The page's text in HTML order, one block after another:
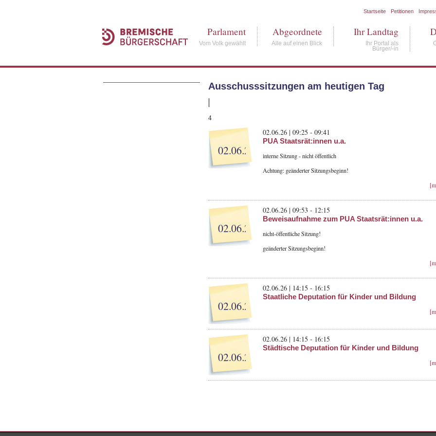
Startseite Petitionen
Parlament
Vom Volk gewählt
Abgeordnete
Alle auf einen Blick
Ihr Landtag
Ihr Portal als
Bürger/-in
Ausschusssitzungen am heutigen Tag
4
02.06.26
02.06.26 | 09:25 - 09:41
PUA Staatsrät:innen u.a.
interne Sitzung - nicht öffentlich
Achtung: geänderter Sitzungsbeginn!
02.06.26
02.06.26 | 09:53 - 12:15
Beweisaufnahme zum PUA Staatsrät:innen u.a.
nicht-öffentliche Sitzung!
geänderter Sitzungsbeginn!
02.06.26
02.06.26 | 14:15 - 16:15
Staatliche Deputation für Kinder und Bildung
02.06.26
02.06.26 | 14:15 - 16:15
Städtische Deputation für Kinder und Bildung